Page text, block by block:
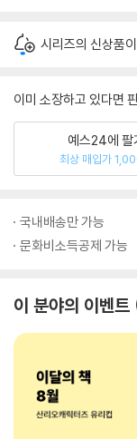
시리즈의 신상품
이미 소장하고 있다면
예스24에 팔
최상 매입가
국내배송만 가능
문화비소득공제 가능
이 분야의 이벤트